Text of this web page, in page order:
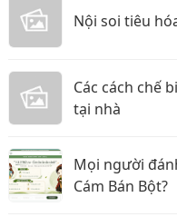
Nội soi tiêu
Các cách chế
tại nhà
Mọi người
Cám Bán Bột?